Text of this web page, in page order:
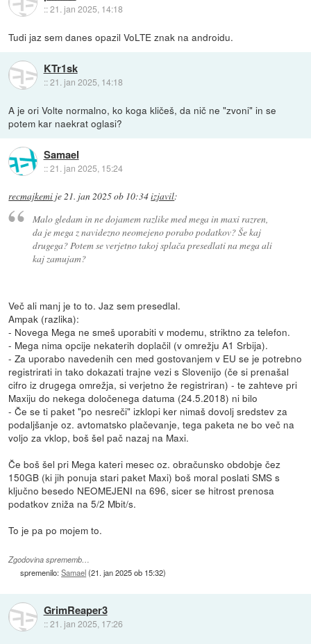
::21. jan 2025, 14:18
Tudi jaz sem danes opazil VoLTE znak na androidu.
KTr1sk
::21. jan 2025, 14:18
A je ori Volte normalno, ko koga kličeš, da nič ne "zvoni" in se
potem kar naekrat oglasi?
Samael
::21. jan 2025, 15:24
recmajkemi je21. jan 2025 ob 10:34izjavil:
Malo gledam in ne dojamem razlike med mega in maxi razren,
da je mega z navidezno neomejeno porabo podatkov? Še kaj
drugega? Potem se verjetno takoj splača presedlati na mega ali
kaj zamujam?
Več ali manj je to to. Jaz sem presedlal.
Ampak (razlika):
- Novega Mega ne smeš uporabiti v modemu, striktno za telefon.
- Mega nima opcije nekaterih doplačil (v omrežju A1 Srbija).
- Za uporabo navedenih cen med gostovanjem v EU se je potrebno
registrirati in tako dokazati trajne vezi s Slovenijo (če si prenašal
cifro iz drugega omrežja, si verjetno že registriran) - te zahteve pri
Maxiju do nekega določenega datuma (24.5.2018) ni bilo
- Če se ti paket "po nesreči" izklopi ker nimaš dovolj sredstev za
podaljšanje oz. avtomatsko plačevanje, tega paketa ne bo več na
voljo za vklop, boš šel pač nazaj na Maxi.
Če boš šel pri Mega kateri mesec oz. obračunsko obdobje čez
150GB (ki jih ponuja stari paket Maxi) boš moral poslati SMS s
ključno besedo NEOMEJENI na 696, sicer se hitrost prenosa
podatkov zniža na 5/2 Mbit/s.
To je pa po mojem to.
Zgodovina sprememb…
spremenilo:Samael(21. jan 2025 ob 15:32)
GrimReaper3
::21. jan 2025, 17:26